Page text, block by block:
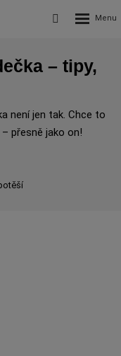
Vyhledávání
Rozbalení
– tipy,
není jen tak. Chce to
přesně jako on!